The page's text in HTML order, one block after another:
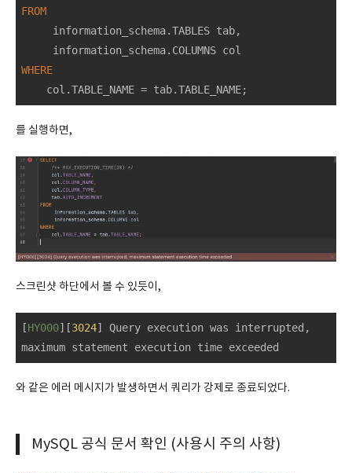
FROM
WHERE
    col.TABLE_NAME
= tab.TABLE_NAME;
를 실행하면,
스크린샷 하단에서 볼 수 있듯이,
[HY000][3024] Query execution was interrupted,
maximum statement execution time exceeded
와 같은 에러 메시지가 발생하면서 쿼리가 강제로 종료되었다.
MySQL 공식 문서 확인 (사용시 주의 사항)